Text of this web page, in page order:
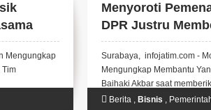
Inn
UMKM
Mengungkap
Tim
Menyoroti
DPR Justru
Surabaya, infojatim.com -
Mengungkap Membantu
Baihaki Akbar saat
Berita , Bisnis ,